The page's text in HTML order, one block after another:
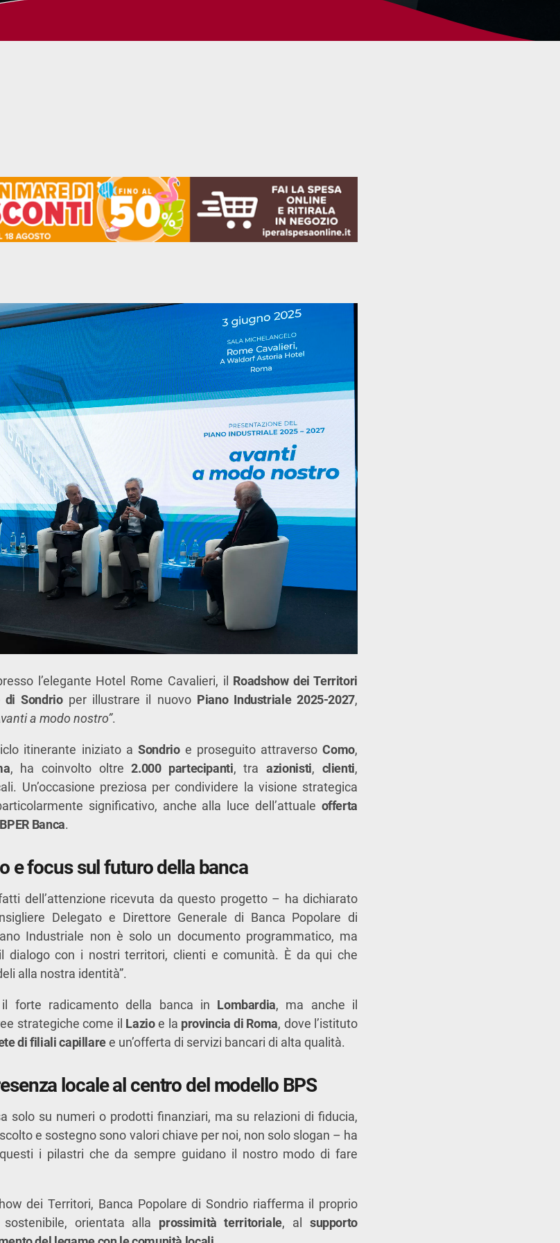
l’elegante Hotel Rome Cavalieri, il Roadshow dei Territori
di Sondrioper illustrare il nuovo Piano Industriale 2025-2027,
a modo nostro”.
itinerante iniziato aSondrioe proseguito attraversoComo,
, ha coinvolto oltre2.000 partecipanti, traazionisti, clienti,
Un’occasione preziosa per condividere la visione strategica
significativo, anche alla luce dell’attuale offerta
Banca.
e focus sul futuro della banca
dell’attenzione ricevuta da questo progetto – ha dichiarato
Delegato e Direttore Generale di Banca Popolare di
Industriale non è solo un documento programmatico, ma
il dialogo con i nostri territori, clienti e comunità. È da qui che
alla nostra identità”.
il forte radicamento della banca in Lombardia, ma anche il
strategiche come il Lazioe la provincia di Roma, dove l’istituto
di filiali capillaree un’offerta di servizi bancari di alta qualità.
locale al centro del modello BPS
solo su numeri o prodotti finanziari, ma su relazioni di fiducia,
e sostegno sono valori chiave per noi, non solo slogan – ha
questi i pilastri che da sempre guidano il nostro modo di fare
dei Territori, Banca Popolare di Sondrio riafferma il proprio
orientata alla prossimità territoriale, al supporto